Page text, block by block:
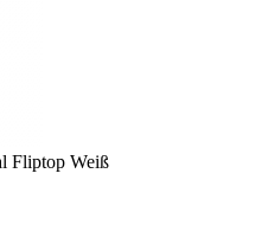
Fliptop Weiß